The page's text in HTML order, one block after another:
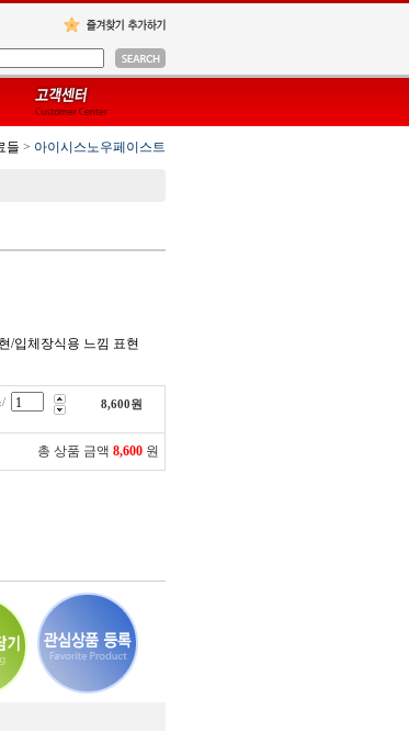
들 > 아이시스노우페이스트
/입체장식용 느낌 표현
/
8,600원
총 상품 금액 8,600 원